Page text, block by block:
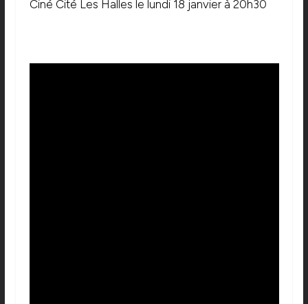
Ciné Cité Les Halles le lundi 18 janvier à 20h30